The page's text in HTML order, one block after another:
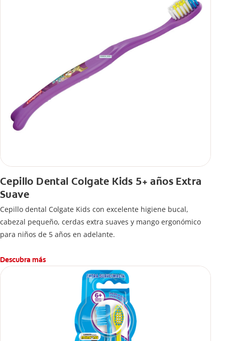
Cepillo Dental Colgate Kids 5+ años Extra
Suave
Cepillo dental Colgate Kids con excelente higiene bucal,
cabezal pequeño, cerdas extra suaves y mango ergonómico
para niños de 5 años en adelante.
Descubra más